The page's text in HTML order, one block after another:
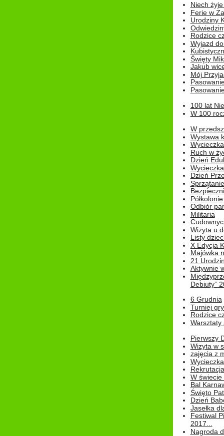
Niech
Ferie w
Urodziny
Rodzice
Wyjazd
Święty
Jakub
Mój
100 lat
W 100
W
Wystawa
Ruch w
Dzień
Dzień
Odbiór
Militaria
Wizyta u
Listy
X Edycja
Majówka
21
Aktywnie
Debiuty”
6 Grudnia
Turniej
Rodzice
Warsztaty
Pierwszy
Wizyta w
zajęcia z
W świecie
Bal
Święto
Dzień
Jasełka
Festiwal
2017...
Nagroda